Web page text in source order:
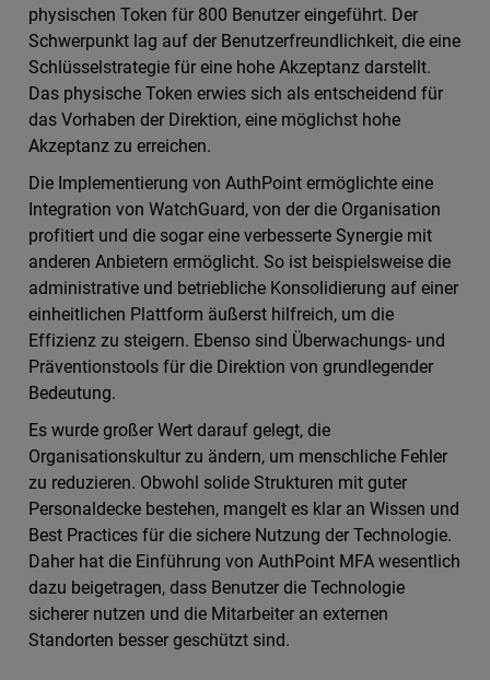
physischen Token für 800 Benutzer eingeführt. Der
Schwerpunkt lag auf der Benutzerfreundlichkeit, die eine
Schlüsselstrategie für eine hohe Akzeptanz darstellt.
Das physische Token erwies sich als entscheidend für
das Vorhaben der Direktion, eine möglichst hohe
Akzeptanz zu erreichen.
Die Implementierung von AuthPoint ermöglichte eine
Integration von WatchGuard, von der die Organisation
profitiert und die sogar eine verbesserte Synergie mit
anderen Anbietern ermöglicht. So ist beispielsweise die
administrative und betriebliche Konsolidierung auf einer
einheitlichen Plattform äußerst hilfreich, um die
Effizienz zu steigern. Ebenso sind Überwachungs- und
Präventionstools für die Direktion von grundlegender
Bedeutung.
Es wurde großer Wert darauf gelegt, die
Organisationskultur zu ändern, um menschliche Fehler
zu reduzieren. Obwohl solide Strukturen mit guter
Personaldecke bestehen, mangelt es klar an Wissen und
Best Practices für die sichere Nutzung der Technologie.
Daher hat die Einführung von AuthPoint MFA wesentlich
dazu beigetragen, dass Benutzer die Technologie
sicherer nutzen und die Mitarbeiter an externen
Standorten besser geschützt sind.